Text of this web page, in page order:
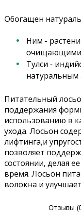
Обогащен
Ним -
очищающими
Тулси -
натуральным
Питательный
поддержания
использованию в
ухода. Лосьон
лифтинга,и
позволяет
состоянии, делая
время. Лосьон
волокна и
Отзывы